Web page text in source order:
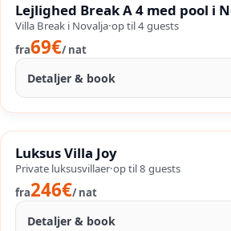
OP TIL−36%
Lejlighed Break A 4 med pool i
Villa Break i Novalja·op til4guests
fra69€/nat
Detaljer & book
SALES
OP TIL−53%
15.
Luksus Villa Joy
Private luksusvillaer·op til8 guests
fra246€/nat
Detaljer & book